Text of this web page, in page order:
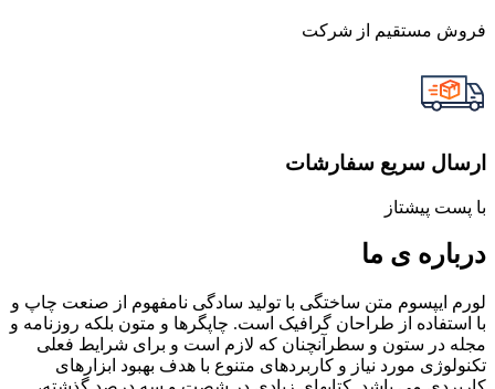
فروش مستقیم از شرکت
ارسال سریع سفارشات
با پست پیشتاز
درباره ی ما
لورم ایپسوم متن ساختگی با تولید سادگی نامفهوم از صنعت چاپ و
با استفاده از طراحان گرافیک است. چاپگرها و متون بلکه روزنامه و
مجله در ستون و سطرآنچنان که لازم است و برای شرایط فعلی
تکنولوژی مورد نیاز و کاربردهای متنوع با هدف بهبود ابزارهای